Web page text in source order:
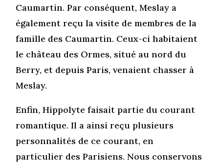
Caumartin. Par conséquent, Meslay a
également reçu la visite de membres de la
famille des Caumartin. Ceux-ci habitaient
le château des Ormes, situé au nord du
Berry, et depuis Paris, venaient chasser à
Meslay.
Enfin, Hippolyte faisait partie du courant
romantique. Il a ainsi reçu plusieurs
personnalités de ce courant, en
particulier des Parisiens. Nous conservons